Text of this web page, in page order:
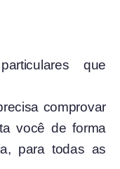
que
comprovar
você de forma
para todas as